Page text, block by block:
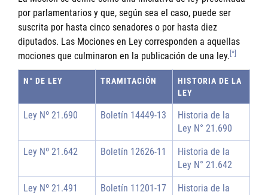
por parlamentarios y que, según sea el caso, puede ser
suscrita por hasta cinco senadores o por hasta diez
diputados. Las Mociones en Ley corresponden a aquellas
mociones que culminaron en la publicación de una ley. [*]
N° DE LEY TRAMITACIÓN
HISTORIA DE LA
LEY
Ley Nº 21.690 Boletín 14449-13
Historia de la
Ley N° 21.690
Ley Nº 21.642 Boletín 12626-11
Historia de la
Ley N° 21.642
Ley Nº 21.491 Boletín 11201-17
Historia de la